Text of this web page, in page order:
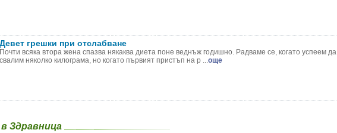
Девет грешки при отслабване
Почти всяка втора жена спазва някаква диета поне веднъж годишно. Радваме се, когато успеем да
свалим няколко килограма, но когато първият пристъп на р ...още
Здравница